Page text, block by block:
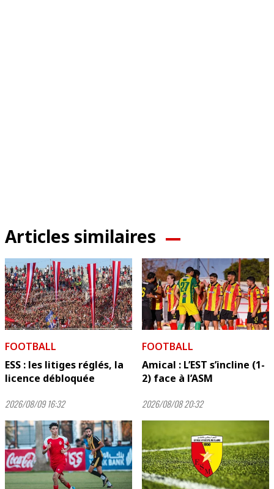
Articles similaires
FOOTBALL
ESS : les litiges réglés, la
licence débloquée
2026/08/09 16:32
FOOTBALL
Amical : L’EST s’incline (1-
2) face à l’ASM
2026/08/08 20:32